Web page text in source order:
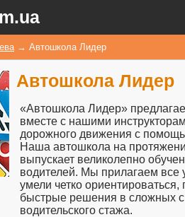
→ Автошкола Лидер
Автошкола Лидер
«Автошкола Лидер»
вместе с нашими
дорожного движения с
Наша автошкола на
выпускает великолепно
водителей. Мы прилагаем все
умели четко
быстрые решения в сложных
водительского стажа.